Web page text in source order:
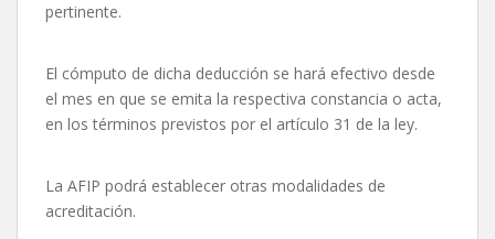
pertinente.
El cómputo de dicha deducción se hará efectivo desde
el mes en que se emita la respectiva constancia o acta,
en los términos previstos por el artículo 31 de la ley.
La AFIP podrá establecer otras modalidades de
acreditación.